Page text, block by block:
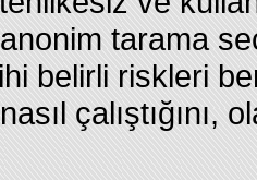
tarama
belirli riskleri
çalıştığını,